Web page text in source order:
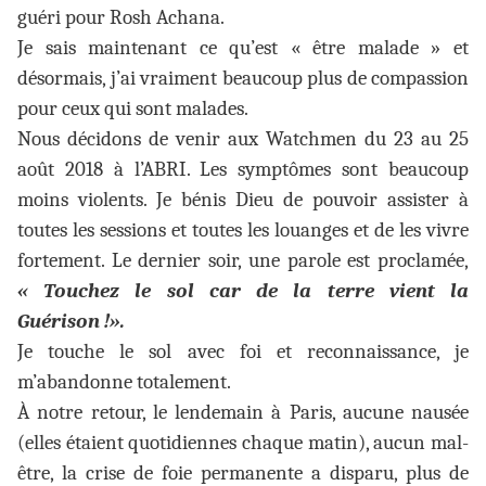
guéri pour Rosh Achana.
Je sais maintenant ce qu’est « être malade » et
désormais, j’ai vraiment beaucoup plus de compassion
pour ceux qui sont malades.
Nous décidons de venir aux Watchmen du 23 au 25
août 2018 à l’ABRI. Les symptômes sont beaucoup
moins violents. Je bénis Dieu de pouvoir assister à
toutes les sessions et toutes les louanges et de les vivre
fortement. Le dernier soir, une parole est proclamée,
« Touchez le sol car de la terre vient la
Guérison !».
Je touche le sol avec foi et reconnaissance, je
m’abandonne totalement.
À notre retour, le lendemain à Paris, aucune nausée
(elles étaient quotidiennes chaque matin), aucun mal-
être, la crise de foie permanente a disparu, plus de